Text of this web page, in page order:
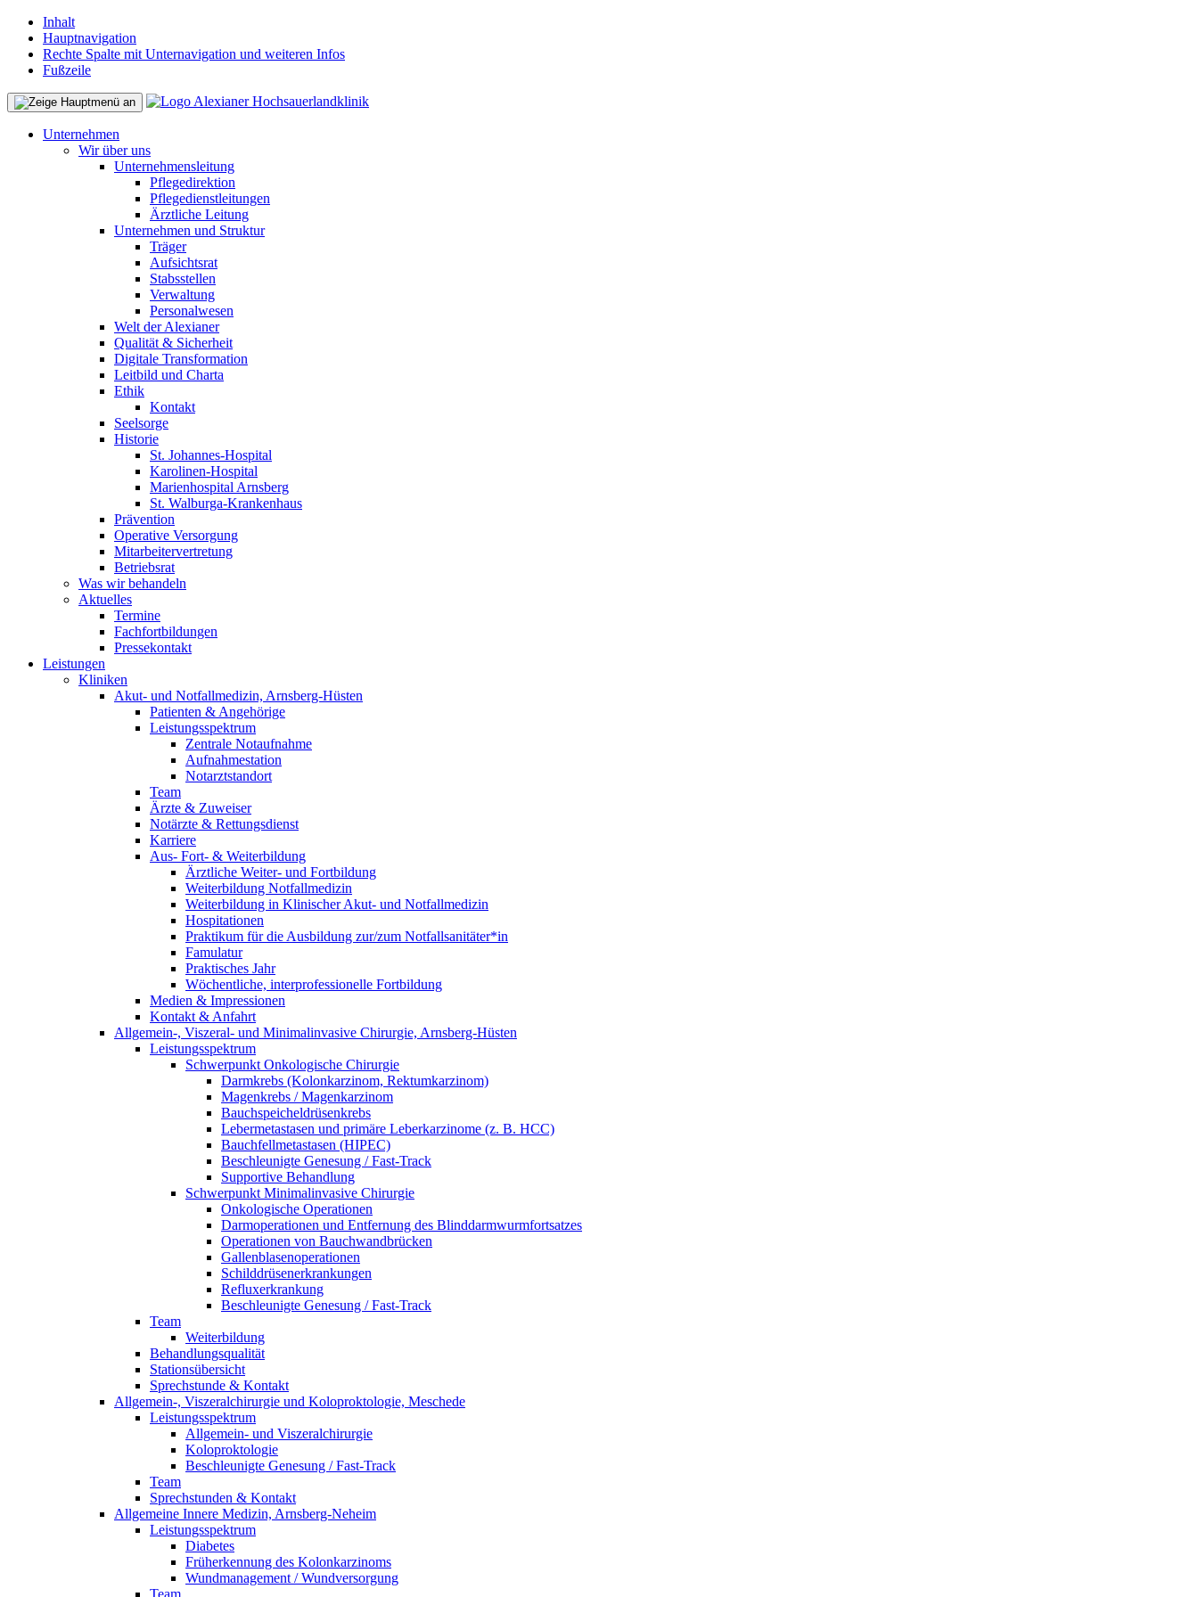
Inhalt
Hauptnavigation
Rechte Spalte mit Unternavigation und weiteren Infos
Fußzeile
Unternehmen
Wir über uns
Unternehmensleitung
Pflegedirektion
Pflegedienstleitungen
Ärztliche Leitung
Unternehmen und Struktur
Träger
Aufsichtsrat
Stabsstellen
Verwaltung
Personalwesen
Welt der Alexianer
Qualität & Sicherheit
Digitale Transformation
Leitbild und Charta
Ethik
Kontakt
Seelsorge
Historie
St. Johannes-Hospital
Karolinen-Hospital
Marienhospital Arnsberg
St. Walburga-Krankenhaus
Prävention
Operative Versorgung
Mitarbeitervertretung
Betriebsrat
Was wir behandeln
Aktuelles
Termine
Fachfortbildungen
Pressekontakt
Leistungen
Kliniken
Akut- und Notfallmedizin, Arnsberg-Hüsten
Patienten & Angehörige
Leistungsspektrum
Zentrale Notaufnahme
Aufnahmestation
Notarztstandort
Team
Ärzte & Zuweiser
Notärzte & Rettungsdienst
Karriere
Aus- Fort- & Weiterbildung
Ärztliche Weiter- und Fortbildung
Weiterbildung Notfallmedizin
Weiterbildung in Klinischer Akut- und Notfallmedizin
Hospitationen
Praktikum für die Ausbildung zur/zum Notfallsanitäter*in
Famulatur
Praktisches Jahr
Wöchentliche, interprofessionelle Fortbildung
Medien & Impressionen
Kontakt & Anfahrt
Allgemein-, Viszeral- und Minimalinvasive Chirurgie, Arnsberg-Hüsten
Leistungsspektrum
Schwerpunkt Onkologische Chirurgie
Darmkrebs (Kolonkarzinom, Rektumkarzinom)
Magenkrebs / Magenkarzinom
Bauchspeicheldrüsenkrebs
Lebermetastasen und primäre Leberkarzinome (z. B. HCC)
Bauchfellmetastasen (HIPEC)
Beschleunigte Genesung / Fast-Track
Supportive Behandlung
Schwerpunkt Minimalinvasive Chirurgie
Onkologische Operationen
Darmoperationen und Entfernung des Blinddarmwurmfortsatzes
Operationen von Bauchwandbrücken
Gallenblasenoperationen
Schilddrüsenerkrankungen
Refluxerkrankung
Beschleunigte Genesung / Fast-Track
Team
Weiterbildung
Behandlungsqualität
Stationsübersicht
Sprechstunde & Kontakt
Allgemein-, Viszeralchirurgie und Koloproktologie, Meschede
Leistungsspektrum
Allgemein- und Viszeralchirurgie
Koloproktologie
Beschleunigte Genesung / Fast-Track
Team
Sprechstunden & Kontakt
Allgemeine Innere Medizin, Arnsberg-Neheim
Leistungsspektrum
Diabetes
Früherkennung des Kolonkarzinoms
Wundmanagement / Wundversorgung
Team